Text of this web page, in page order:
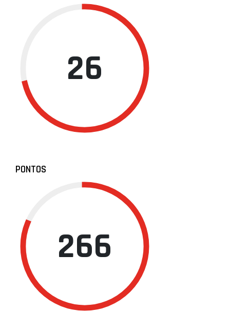
26
PONTOS
266